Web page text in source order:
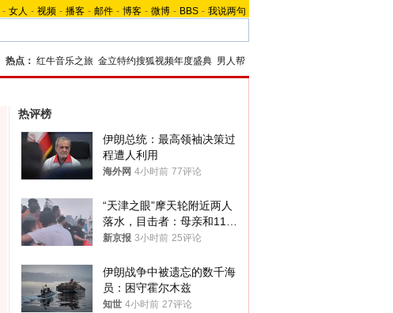
- 女人 - 视频 - 播客 - 邮件 - 博客 - 微博 - BBS - 我说两句
热点： 红牛音乐之旅 金立特约搜狐视频年度盛典 男人帮
热评榜
伊朗总统：最高领袖决策过
程遭人利用
海外网 4小时前 77评论
“天津之眼”摩天轮附近两人
落水，目击者：母亲和11岁
儿子先后被打捞上岸
新京报 3小时前 25评论
伊朗战争中被遗忘的数千海
员：困守霍尔木兹
知世 4小时前 27评论